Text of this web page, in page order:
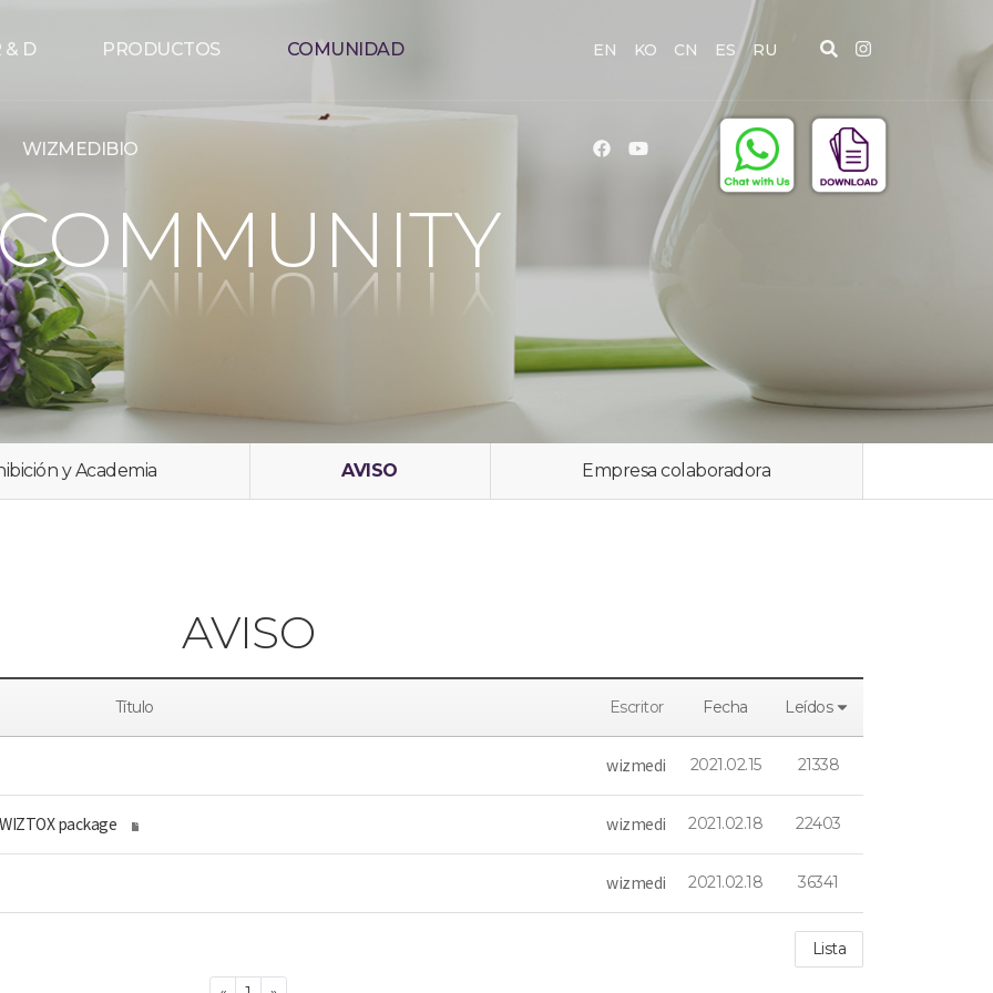
& D PRODUCTOS COMUNIDAD
WIZMEDIBIO
EN KO CN ES RU
y Academia AVISO Empresa colaboradora
AVISO
Título Escritor Fecha Leídos
wizmedi 2021.02.15 21338
package wizmedi 2021.02.18 22403
wizmedi 2021.02.18 36341
Lista